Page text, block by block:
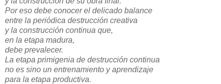
Por eso debe conocer el delicado balance
entre la periódica destrucción creativa
y la construcción continua que,
en la etapa madura,
debe prevalecer.
La etapa primigenia de destrucción continua
no es sino un entrenamiento y aprendizaje
para la etapa productiva.